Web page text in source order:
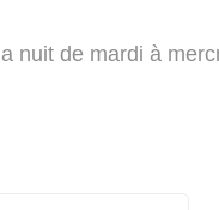
nuit de mardi à